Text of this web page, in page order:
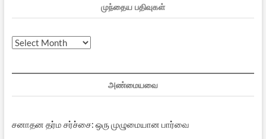
முந்தைய பதிவுகள்
முந்தைய
அண்மையவை
சனாதன தர்ம சர்ச்சை: ஒரு முழுமையான பார்வை